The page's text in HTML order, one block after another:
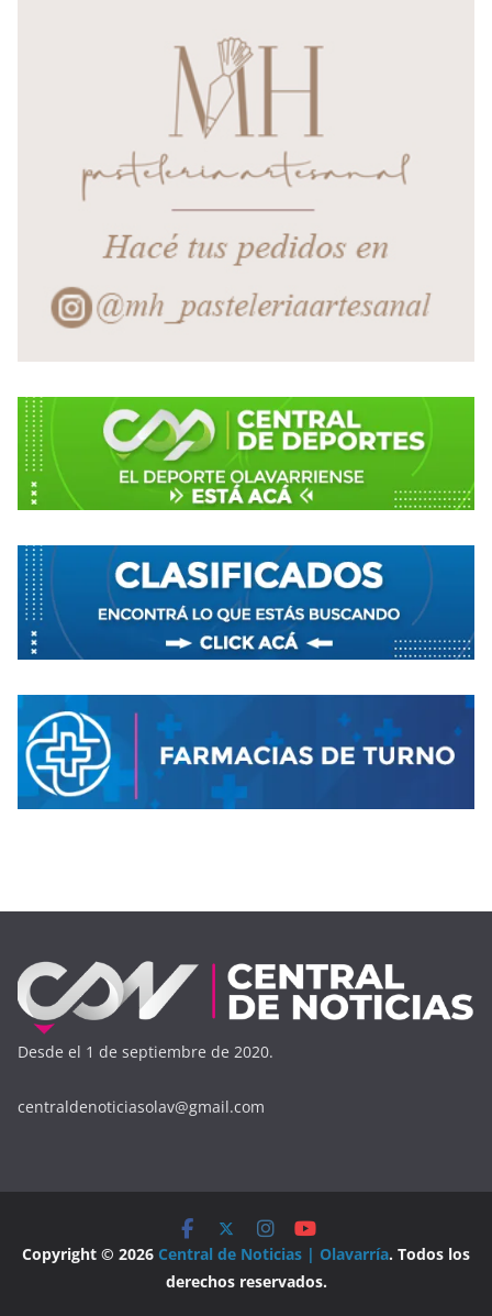
Desde el 1 de septiembre de 2020.
centraldenoticiasolav@gmail.com
Copyright © 2026 Central de Noticias | Olavarría. Todos los
derechos reservados.